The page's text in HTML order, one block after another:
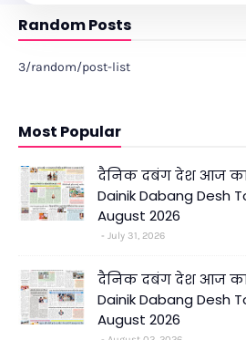
Random Posts
3/random/post-list
Most Popular
दैनिक दबंग देश आज का
Dainik Dabang Desh
August 2026
July 31, 2026
दैनिक दबंग देश आज का
Dainik Dabang Desh
August 2026